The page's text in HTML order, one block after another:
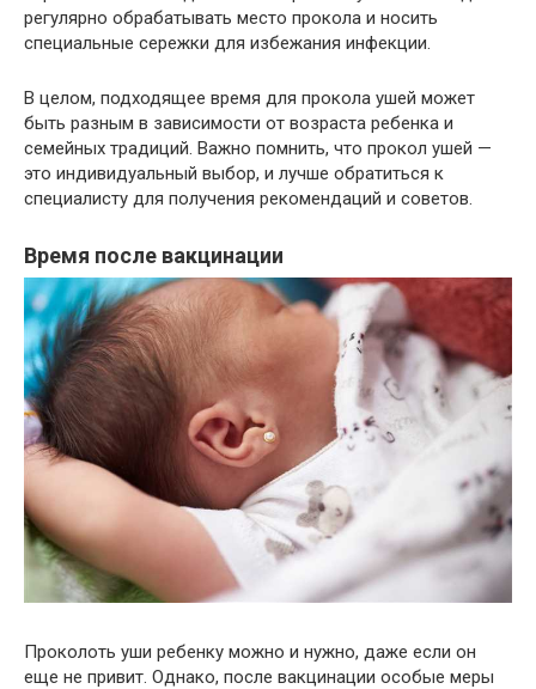
регулярно обрабатывать место прокола и носить
специальные сережки для избежания инфекции.
В целом, подходящее время для прокола ушей может
быть разным в зависимости от возраста ребенка и
семейных традиций. Важно помнить, что прокол ушей —
это индивидуальный выбор, и лучше обратиться к
специалисту для получения рекомендаций и советов.
Время после вакцинации
Проколоть уши ребенку можно и нужно, даже если он
еще не привит. Однако, после вакцинации особые меры